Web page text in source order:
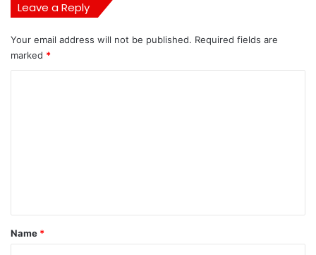
Leave a Reply
Your email address will not be published. Required fields are
marked *
*
Name *